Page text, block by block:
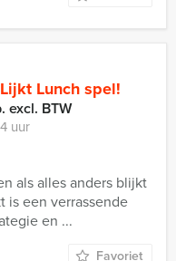
Lunch spel!
excl. BTW
uur
als alles anders blijkt
is een verrassende
en ...
Favoriet